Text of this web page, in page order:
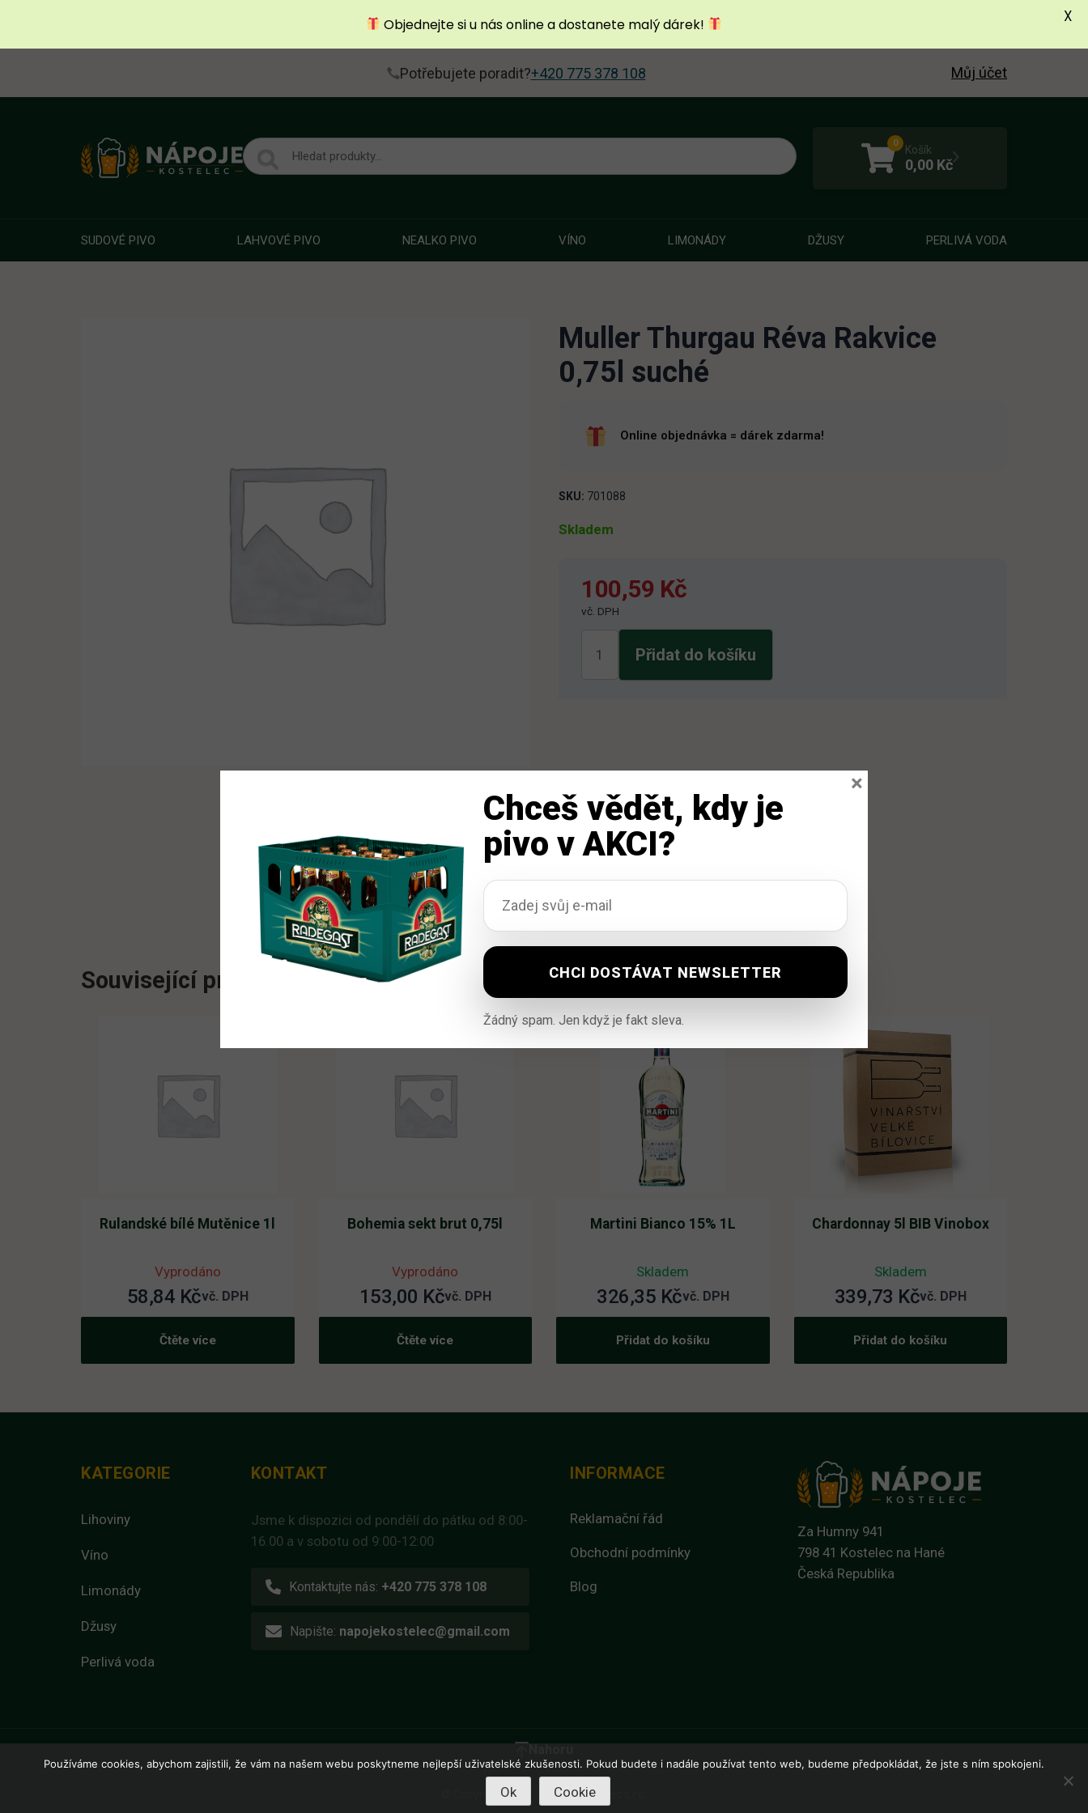
Potřebujete poradit?+420 775 378 108 Můj účet
0 Košík
0,00 Kč
SUDOVÉ PIVO LAHVOVÉ PIVO NEALKO PIVO VÍNO LIMONÁDY DŽUSY PERLIVÁ VODA
Muller Thurgau Réva Rakvice
0,75l suché
Online objednávka = dárek zdarma!
SKU: 701088
Skladem
100,59 Kč
vč. DPH
Thurgau
Přidat do košíku
Související produkty
Rulandské bílé Mutěnice 1l
Vyprodáno
58,84 Kčvč. DPH
Čtěte více
Bohemia sekt brut 0,75l
Vyprodáno
153,00 Kčvč. DPH
Čtěte více
Martini Bianco 15% 1L
Skladem
326,35 Kčvč. DPH
Přidat do košíku
Chardonnay 5l BIB Vinobox
Skladem
339,73 Kčvč. DPH
Přidat do košíku
KATEGORIE
Lihoviny
Víno
Limonády
Džusy
Perlivá voda
KONTAKT
Jsme k dispozici od pondělí do pátku od 8:00-
16.00 a v sobotu od 9:00-12:00
Kontaktujte nás: +420 775 378 108
Napište: napojekostelec@gmail.com
INFORMACE
Reklamační řád
Obchodní podmínky
Blog
Za Humny 941
798 41 Kostelec na Hané
Česká Republika
© Copyright 2026 - Nápoje Kostelec s.r.o.
Objednejte si u nás online a dostanete malý dárek! X
Používáme cookies, abychom zajistili, že vám na našem webu poskytneme nejlepší uživatelské zkušenosti. Pokud budete i nadále používat tento web, budeme předpokládat, že jste s ním spokojeni.
Ok Cookie
Chceš vědět, kdy je
pivo v AKCI?
Žádný spam. Jen když je fakt sleva.
×